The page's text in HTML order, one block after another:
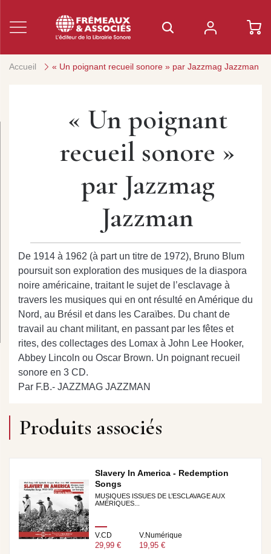
Accueil « Un poignant recueil sonore » par Jazzmag Jazzman
« Un poignant
recueil sonore »
par Jazzmag
Jazzman
De 1914 à 1962 (à part un titre de 1972), Bruno Blum
poursuit son exploration des musiques de la diaspora
noire américaine, traitant le sujet de l’esclavage à
travers les musiques qui en ont résulté en Amérique du
Nord, au Brésil et dans les Caraïbes. Du chant de
travail au chant militant, en passant par les fêtes et
rites, des collectages des Lomax à John Lee Hooker,
Abbey Lincoln ou Oscar Brown. Un poignant recueil
sonore en 3 CD.
Par F.B.- JAZZMAG JAZZMAN
Produits associés
Slavery In America - Redemption
Songs
MUSIQUES ISSUES DE L’ESCLAVAGE AUX
AMÉRIQUES...
V.CD
29,99 €
V.Numérique
19,95 €